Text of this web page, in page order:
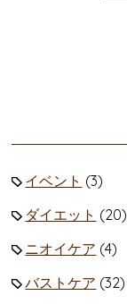
イベント (3)
ダイエット (20)
ニオイケア (4)
バストケア (32)